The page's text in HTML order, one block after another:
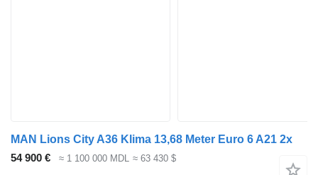
MAN Lions City A36 Klima 13,68 Meter Euro 6 A21 2x
54 900 €
≈ 1 100 000 MDL ≈ 63 430 $